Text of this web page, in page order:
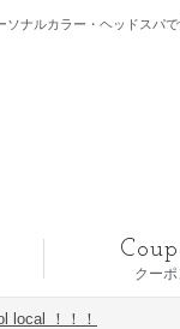
ナルカラー・ヘッドスパ
クーポ
local ！！！